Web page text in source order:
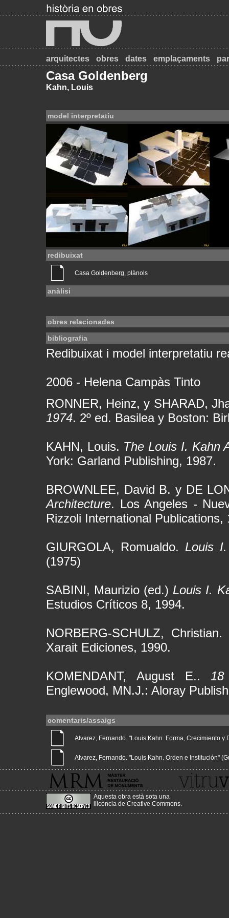
arquitectes obres dates emplaçaments
Casa Goldenberg
Kahn, Louis
model interpretatiu
redibuixat
Casa Goldenberg, plànols
anàlisi
obres relacionades
bibliografia
Redibuixat i model interpretatiu
2006 - Helena Campàs Tinto
RONNER, Heinz, y SHARAD,
1974. 2º ed. Basilea y Boston:
KAHN, Louis. The Louis I. Kahn
York: Garland Publishing, 1987.
BROWNLEE, David B. y DE
Architecture. Los Angeles -
Rizzoli International Publications,
GIURGOLA, Romualdo. Louis
(1975)
SABINI, Maurizio (ed.) Louis I.
Estudios Críticos 8, 1994.
NORBERG-SCHULZ,
Xarait Ediciones, 1990.
KOMENDANT, August E..
Englewood, MN.J.: Aloray
comentaris/assaigs
Alvarez, Fernando. "Louis Kahn. Forma, Crecimiento
Alvarez, Fernando. "Louis Kahn. Orden e Institución"
Aquesta obra està sota una
llicència de Creative Commons.